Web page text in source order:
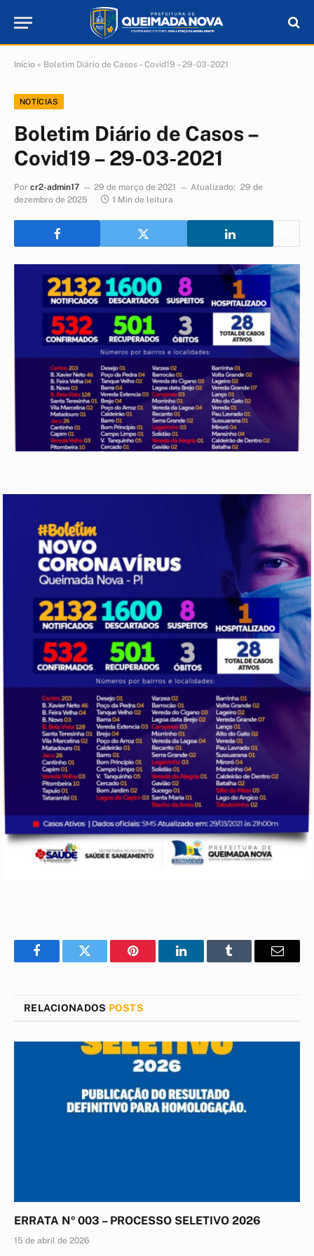
Início » Boletim Diário de Casos – Covid19 – 29-03-2021
NOTÍCIAS
Boletim Diário de Casos –
Covid19 – 29-03-2021
Por cr2-admin17 29 de março de 2021 Atualizado: 29 de
dezembro de 2025
1 Min de leitura
FacebookTwitter Pinterest LinkedInTumblr
E-
RELACIONADOS POSTS
ERRATA Nº 003 – PROCESSO SELETIVO 2026
15 de abril de 2026